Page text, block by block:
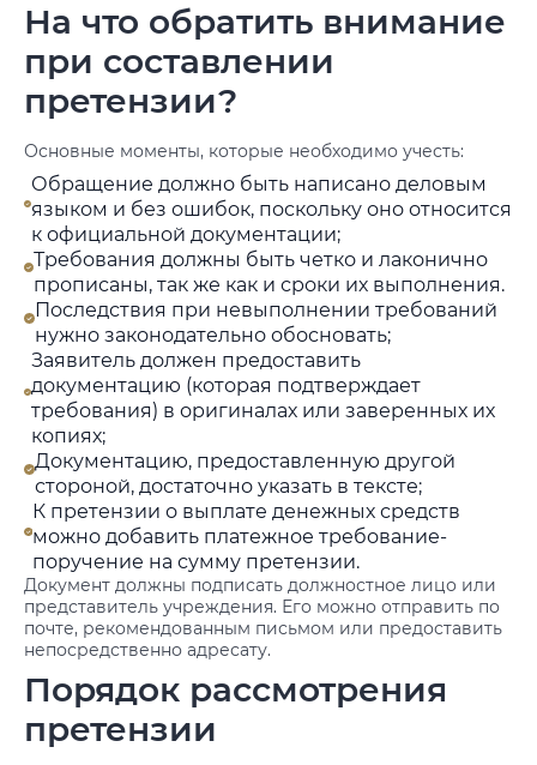
На что обратить внимание
при составлении
претензии?
Основные моменты, которые необходимо учесть:
Обращение должно быть написано деловым
языком и без ошибок, поскольку оно относится
к официальной документации;
Требования должны быть четко и лаконично
прописаны, так же как и сроки их выполнения.
Последствия при невыполнении требований
нужно законодательно обосновать;
Заявитель должен предоставить
документацию (которая подтверждает
требования) в оригиналах или заверенных их
копиях;
Документацию, предоставленную другой
стороной, достаточно указать в тексте;
К претензии о выплате денежных средств
можно добавить платежное требование-
поручение на сумму претензии.
Документ должны подписать должностное лицо или
представитель учреждения. Его можно отправить по
почте, рекомендованным письмом или предоставить
непосредственно адресату.
Порядок рассмотрения
претензии